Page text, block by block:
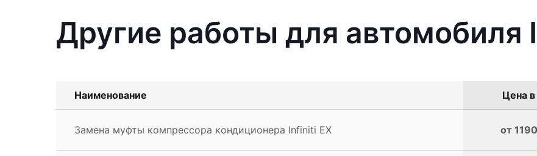
Другие работы для автомобиля
Наименование Цена
Замена муфты компрессора кондиционера Infiniti EX от